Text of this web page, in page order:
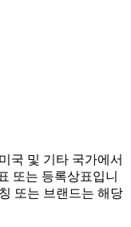
국 및 기타 국가에서
또는 등록상표입니
또는 브랜드는 해당